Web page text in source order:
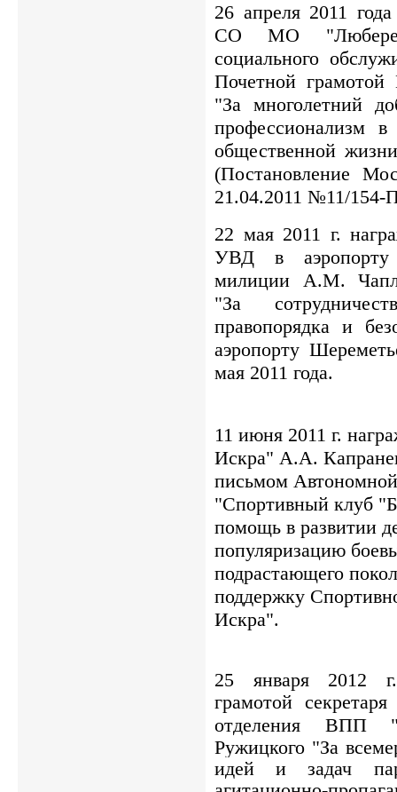
26 апреля 2011
СО МО
социального
Почетной
"За многолетний
профессионализм
общественной
(Постановление
21.04.2011 №11/154-
22 мая 2011 г.
УВД в аэропорту
милиции А.М.
"За
правопорядка и
аэропорту
мая 2011 года.
11 июня 2011 г.
Искра" А.А.
письмом
"Спортивный клуб
помощь в развитии
популяризацию
подрастающего
поддержку
Искра".
25 января 2012
грамотой
отделения
Ружицкого "За
идей и задач